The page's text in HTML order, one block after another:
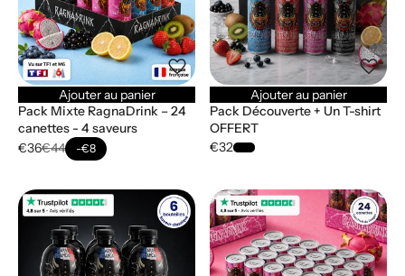
Ajouter au panier
Pack Mixte RagnaDrink – 24
canettes - 4 saveurs
€36€44 -€8
Ajouter au panier
Pack Découverte + Un T-shirt
OFFERT
€32